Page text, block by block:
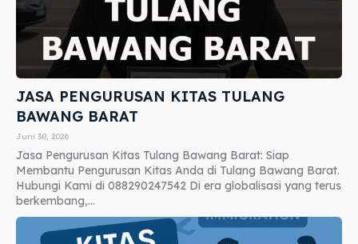
JASA PENGURUSAN KITAS TULANG
BAWANG BARAT
Juni 30, 2026
Jasa Pengurusan Kitas Tulang Bawang Barat: Siap
Membantu Pengurusan Kitas Anda di Tulang Bawang Barat.
Hubungi Kami di 088290247542 Di era globalisasi yang terus
berkembang,...